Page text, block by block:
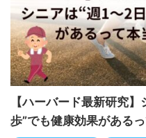
【ハーバード最新研究
歩”でも健康効果がある